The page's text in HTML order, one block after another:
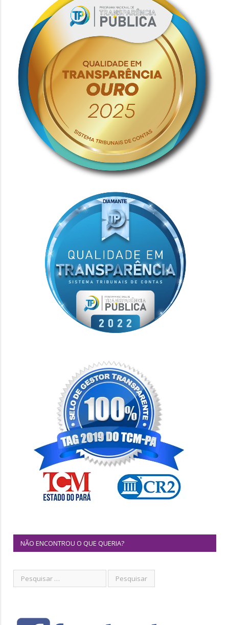
NÃO ENCONTROU O QUE QUERIA?